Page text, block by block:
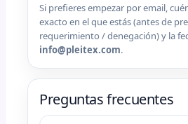
Si prefieres empezar por email,
exacto en el que estás (antes de
requerimiento / denegación) y la
info@pleitex.com.
Preguntas frecuentes